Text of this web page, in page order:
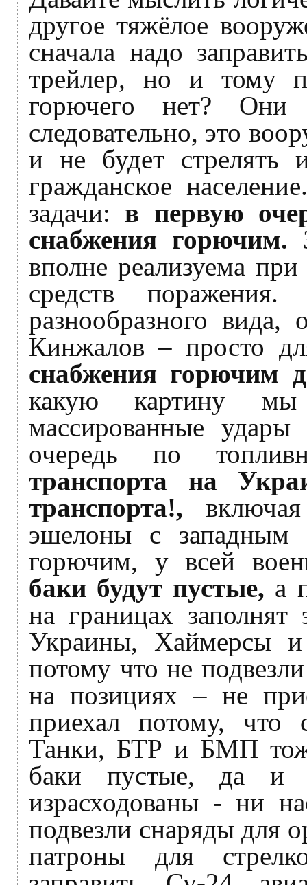
другое тяжёлое
сначала надо
трейлер, но и тому
горючего нет?
следовательно, это
и не будет стрелять
гражданское
задачи: в первую
снабжения горючим.
вполне реализуема
средств
разнообразного вида,
Кинжалов – просто
снабжения горючим
какую картину мы
массированные
очередь по
транспорта на
транспорта!,
эшелоны с западным
горючим, у всей
баки будут пустые, а
на границах
Украины, Хаймерсы и
потому что не
на позициях – не
приехал потому,
Танки, БТР и БМП
баки пустые, да и
израсходованы - ни
подвезли снаряды для
патроны для